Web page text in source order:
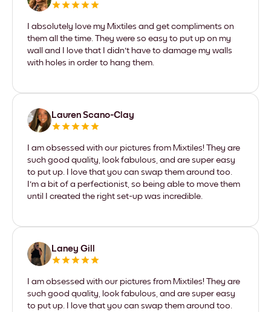
I absolutely love my Mixtiles and get compliments on
them all the time. They were so easy to put up on my
wall and I love that I didn't have to damage my walls
with holes in order to hang them.
Lauren Scano-Clay
I am obsessed with our pictures from Mixtiles! They are
such good quality, look fabulous, and are super easy
to put up. I love that you can swap them around too.
I'm a bit of a perfectionist, so being able to move them
until I created the right set-up was incredible.
Laney Gill
I am obsessed with our pictures from Mixtiles! They are
such good quality, look fabulous, and are super easy
to put up. I love that you can swap them around too.